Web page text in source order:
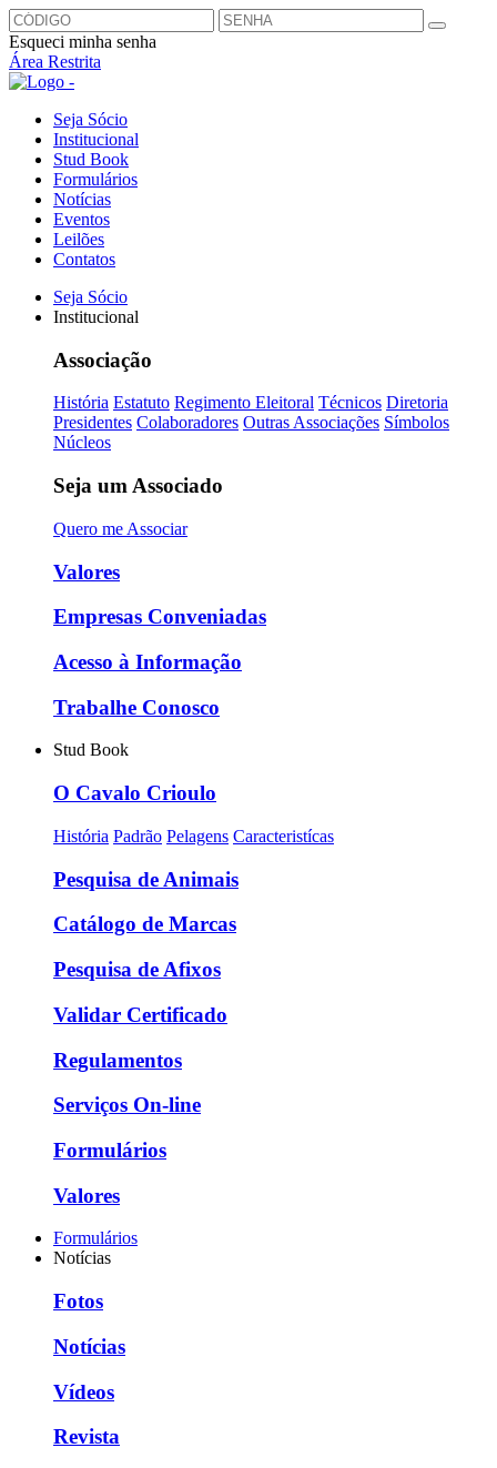
Esqueci minha senha
Área Restrita
Seja Sócio
Institucional
Stud Book
Formulários
Notícias
Eventos
Leilões
Contatos
Seja Sócio
Institucional
Associação
História Estatuto Regimento Eleitoral Técnicos Diretoria
Presidentes Colaboradores Outras Associações Símbolos
Núcleos
Seja um Associado
Quero me Associar
Valores
Empresas Conveniadas
Acesso à Informação
Trabalhe Conosco
Stud Book
O Cavalo Crioulo
História Padrão Pelagens Caracteristícas
Pesquisa de Animais
Catálogo de Marcas
Pesquisa de Afixos
Validar Certificado
Regulamentos
Serviços On-line
Formulários
Valores
Formulários
Notícias
Fotos
Notícias
Vídeos
Revista